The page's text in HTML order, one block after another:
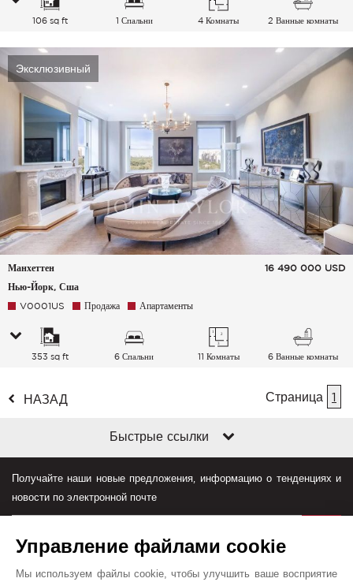
106 sq ft 1 Спальни 4 Комнаты 2 Ванные комнаты
Эксклюзивный
Манхеттен
Нью-Йорк, Сша
16 490 000 USD
V0001US Продажа Апартаменты
353 sq ft 6 Спальни 11 Комнаты 6 Ванные комнаты
НАЗАД Страница 1
Быстрые ссылки
Получайте наши новые предложения, информацию о тенденциях и
новости по электронной почте
Управление файлами cookie
Мы используем файлы cookie, чтобы улучшить ваше восприятие